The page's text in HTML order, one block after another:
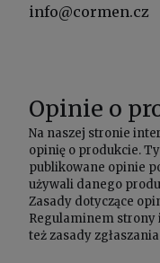
info@cormen.cz
Opinie o
Na naszej stronie
opinię o produkcie.
publikowane opinie
używali danego
Zasady dotyczące
Regulaminem strony
też zasady